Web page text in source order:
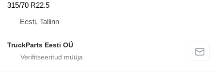
315/70 R22.5
Eesti, Tallinn
TruckParts Eesti OÜ